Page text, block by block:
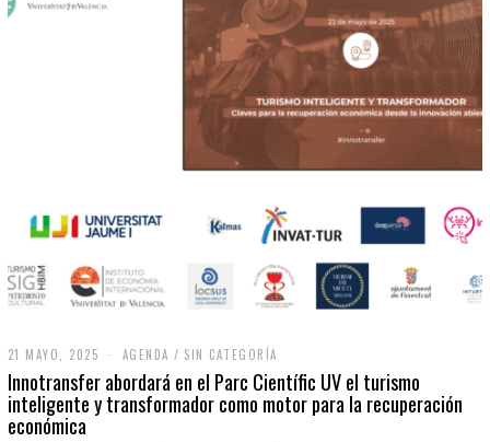
21 MAYO, 2025
M
A
Y
AGENDA / SIN CATEGORÍA
Innotransfer abordará en el Parc Científic UV el turismo
inteligente y transformador como motor para la recuperación
económica